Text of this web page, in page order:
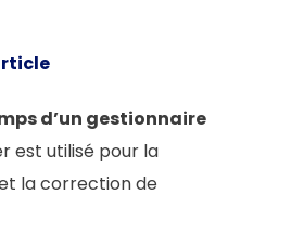
d’un gestionnaire
est utilisé pour la
la correction de